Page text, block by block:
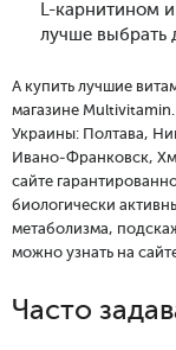
L-карнитином
лучше выбрать
А купить лучшие
магазине
Украины: Полтава,
Ивано-Франковск,
сайте
биологически
метаболизма,
можно узнать на
Часто